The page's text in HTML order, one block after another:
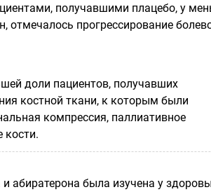
получавшими плацебо, у
отмечалось прогрессирование
доли пациентов, получавших
костной ткани, к которым были
компрессия, паллиативное
кости.
абиратерона была изучена у